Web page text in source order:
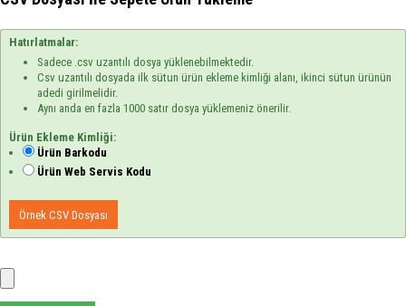
Hatırlatmalar:
Sadece .csv uzantılı dosya yüklenebilmektedir.
Csv uzantılı dosyada ilk sütun ürün ekleme kimliği alanı, ikinci sütun ürünün
adedi girilmelidir.
Aynı anda en fazla 1000 satır dosya yüklemeniz önerilir.
Ürün Ekleme Kimliği:
Ürün Barkodu
Ürün Web Servis Kodu
Örnek CSV Dosyası